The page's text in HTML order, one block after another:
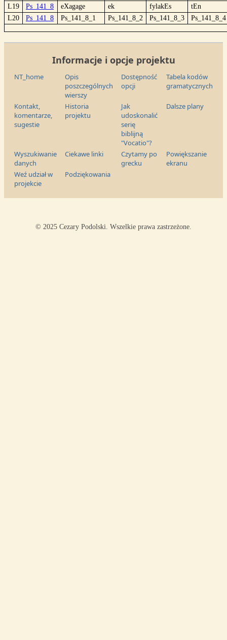
L19
Ps_141_8 eXagage ek fylakEs
tEn
L20
Ps_141_8 Ps_141_8_1 Ps_141_8_2 Ps_141_8_3 Ps_141_8_4
Informacje i opcje projektu
NT_home
Opis
poszczególnych
wierszy
Dostępność
opcji
Tabela kodów
gramatycznych
Kontakt,
komentarze,
sugestie
Historia
projektu
Jak
udoskonalić
serię
biblijną
"Vocatio"?
Dalsze plany
Wyszukiwanie
danych
Ciekawe linki
Czytamy po
grecku
Powiększanie
ekranu
Weź udział w
projekcie
Podziękowania
© 2025 Cezary Podolski. Wszelkie prawa zastrzeżone.